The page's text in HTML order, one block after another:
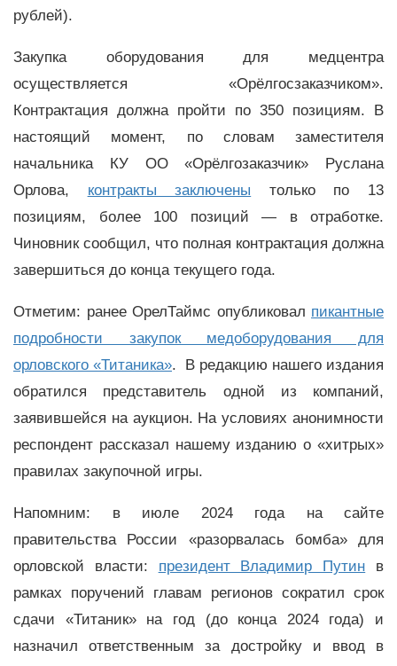
рублей).
Закупка оборудования для медцентра
осуществляется «Орёлгосзаказчиком».
Контрактация должна пройти по 350 позициям. В
настоящий момент, по словам заместителя
начальника КУ ОО «Орёлгозаказчик» Руслана
Орлова, контракты заключены только по 13
позициям, более 100 позиций — в отработке.
Чиновник сообщил, что полная контрактация должна
завершиться до конца текущего года.
Отметим: ранее ОрелТаймс опубликовал пикантные
подробности закупок медоборудования для
орловского «Титаника». В редакцию нашего издания
обратился представитель одной из компаний,
заявившейся на аукцион. На условиях анонимности
респондент рассказал нашему изданию о «хитрых»
правилах закупочной игры.
Напомним: в июле 2024 года на сайте
правительства России «разорвалась бомба» для
орловской власти: президент Владимир Путин в
рамках поручений главам регионов сократил срок
сдачи «Титаник» на год (до конца 2024 года) и
назначил ответственным за достройку и ввод в